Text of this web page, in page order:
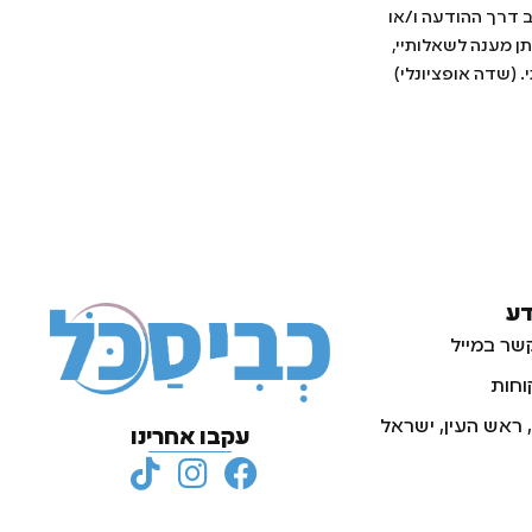
דרך ההודעה ו/או
מענה לשאלותיי,
(שדה אופציונלי)
במייל
עקבו אחרינו